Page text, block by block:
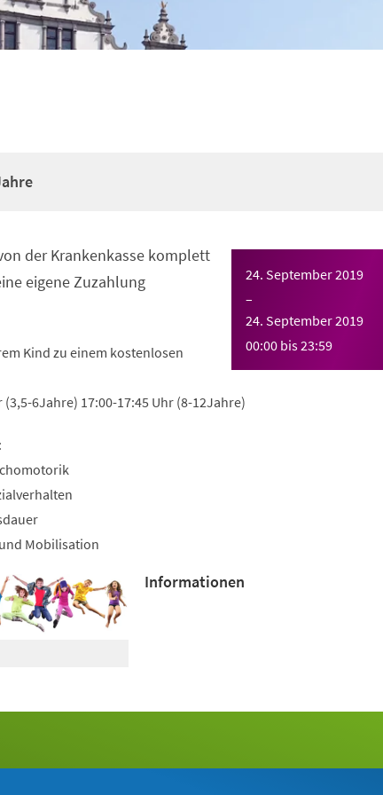
24. September 2019
–
24. September 2019
00:00 bis23:59
der Krankenkasse komplett
eigene Zuzahlung
Kind zu einem kostenlosen
(3,5-6Jahre) 17:00-17:45 Uhr (8-12Jahre)
Mobilisation
Informationen